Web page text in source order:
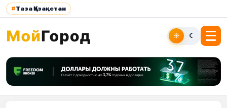
#Таза Қазақстан
☀ ☾